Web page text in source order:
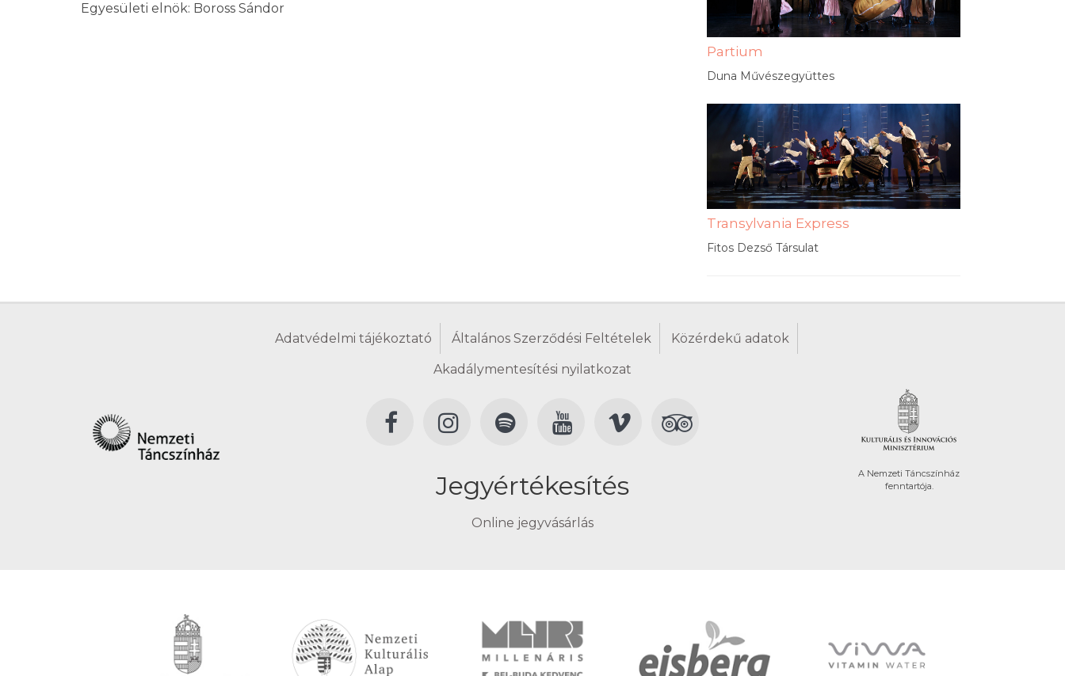
Egyesületi elnök: Boross Sándor
Partium
Duna Művészegyüttes
Transylvania Express
Fitos Dezső Társulat
Adatvédelmi tájékoztató Általános Szerződési Feltételek Közérdekű adatok
Akadálymentesítési nyilatkozat
Jegyértékesítés
Online jegyvásárlás
A Nemzeti Táncszínház
fenntartója.